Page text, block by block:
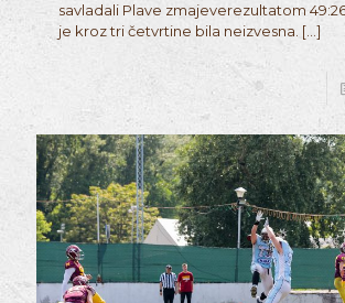
savladali Plave zmajeverezultatom
je kroz tri četvrtine bila neizvesna. […]